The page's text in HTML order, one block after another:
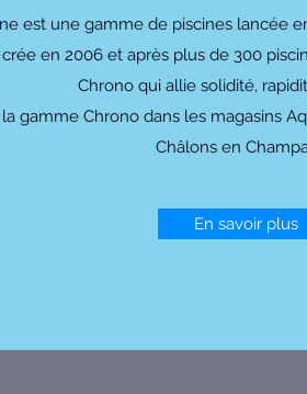
est une gamme de piscines lancée
en 2006 et après plus de 300
Chrono qui allie solidité,
gamme Chrono dans les magasins
Châlons en
En savoir plus